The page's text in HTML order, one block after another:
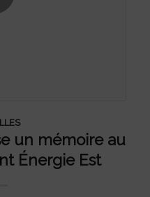
un mémoire au
Énergie Est